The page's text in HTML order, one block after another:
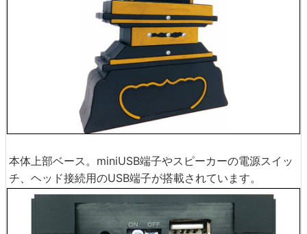
本体上部ベース。miniUSB端子やスピーカーの電源スイッ
チ、ヘッド接続用のUSB端子が搭載されています。